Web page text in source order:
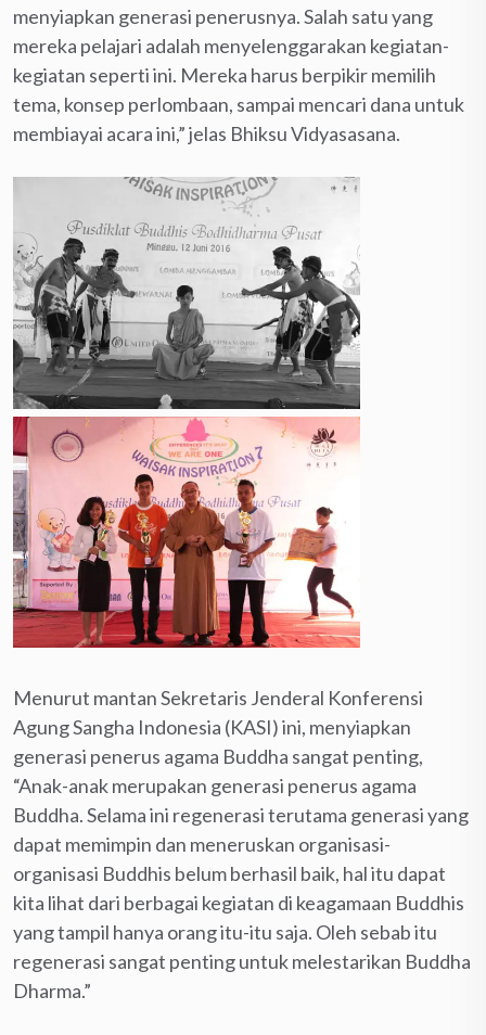
menyiapkan generasi penerusnya. Salah satu yang
mereka pelajari adalah menyelenggarakan kegiatan-
kegiatan seperti ini. Mereka harus berpikir memilih
tema, konsep perlombaan, sampai mencari dana untuk
membiayai acara ini,” jelas Bhiksu Vidyasasana.
Menurut mantan Sekretaris Jenderal Konferensi
Agung Sangha Indonesia (KASI) ini, menyiapkan
generasi penerus agama Buddha sangat penting,
“Anak-anak merupakan generasi penerus agama
Buddha. Selama ini regenerasi terutama generasi yang
dapat memimpin dan meneruskan organisasi-
organisasi Buddhis belum berhasil baik, hal itu dapat
kita lihat dari berbagai kegiatan di keagamaan Buddhis
yang tampil hanya orang itu-itu saja. Oleh sebab itu
regenerasi sangat penting untuk melestarikan Buddha
Dharma.”